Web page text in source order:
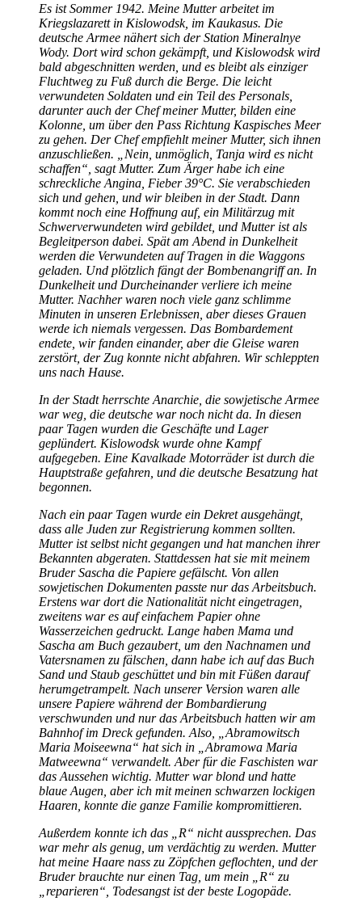
Es ist Sommer 1942. Meine Mutter arbeitet im
Kriegslazarett in Kislowodsk, im Kaukasus. Die
deutsche Armee nähert sich der Station Mineralnye
Wody. Dort wird schon gekämpft, und Kislowodsk wird
bald abgeschnitten werden, und es bleibt als einziger
Fluchtweg zu Fuß durch die Berge. Die leicht
verwundeten Soldaten und ein Teil des Personals,
darunter auch der Chef meiner Mutter, bilden eine
Kolonne, um über den Pass Richtung Kaspisches Meer
zu gehen. Der Chef empfiehlt meiner Mutter, sich ihnen
anzuschließen.
Nein, unmöglich, Tanja wird es nicht
schaffen
, sagt Mutter. Zum Ärger habe ich eine
schreckliche Angina, Fieber 39°C. Sie verabschieden
sich und gehen, und wir bleiben in der Stadt. Dann
kommt noch eine Hoffnung auf, ein Militärzug mit
Schwerverwundeten wird gebildet, und Mutter ist als
Begleitperson dabei. Spät am Abend in Dunkelheit
werden die Verwundeten auf Tragen in die Waggons
geladen. Und plötzlich fängt der Bombenangriff an. In
Dunkelheit und Durcheinander verliere ich meine
Mutter. Nachher waren noch viele ganz schlimme
Minuten in unseren Erlebnissen, aber dieses Grauen
werde ich niemals vergessen. Das Bombardement
endete, wir fanden einander, aber die Gleise waren
zerstört, der Zug konnte nicht abfahren. Wir schleppten
uns nach Hause.
In der Stadt herrschte Anarchie, die sowjetische Armee
war weg, die deutsche war noch nicht da. In diesen
paar Tagen wurden die Geschäfte und Lager
geplündert. Kislowodsk wurde ohne Kampf
aufgegeben. Eine Kavalkade Motorräder ist durch die
Hauptstraße gefahren, und die deutsche Besatzung hat
begonnen.
Nach ein paar Tagen wurde ein Dekret ausgehängt,
dass alle Juden zur Registrierung kommen sollten.
Mutter ist selbst nicht gegangen und hat manchen ihrer
Bekannten abgeraten. Stattdessen hat sie mit meinem
Bruder Sascha die Papiere gefälscht. Von allen
sowjetischen Dokumenten passte nur das Arbeitsbuch.
Erstens war dort die Nationalität nicht eingetragen,
zweitens war es auf einfachem Papier ohne
Wasserzeichen gedruckt. Lange haben Mama und
Sascha am Buch gezaubert, um den Nachnamen und
Vatersnamen zu fälschen, dann habe ich auf das Buch
Sand und Staub geschüttet und bin mit Füßen darauf
herumgetrampelt. Nach unserer Version waren alle
unsere Papiere während der Bombardierung
verschwunden und nur das Arbeitsbuch hatten wir am
Bahnhof im Dreck gefunden. Also,
Abramowitsch
Maria Moiseewna
hat sich in
Abramowa Maria
Matweewna
verwandelt. Aber für die Faschisten war
das Aussehen wichtig. Mutter war blond und hatte
blaue Augen, aber ich mit meinen schwarzen lockigen
Haaren, konnte die ganze Familie kompromittieren.
Außerdem konnte ich das
R
nicht aussprechen. Das
war mehr als genug, um verdächtig zu werden. Mutter
hat meine Haare nass zu Zöpfchen geflochten, und der
Bruder brauchte nur einen Tag, um mein
R
zu
reparieren
, Todesangst ist der beste Logopäde.